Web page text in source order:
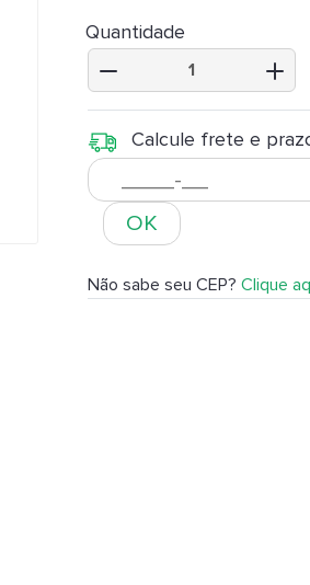
Quantidade
Calcule frete e
OK
Não sabe seu CEP?Clique